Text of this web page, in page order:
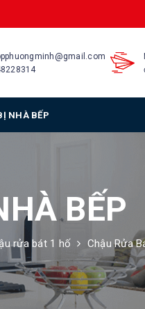
NHÀ BẾP
BẾP
rửa bát 1 hố Chậu Rửa